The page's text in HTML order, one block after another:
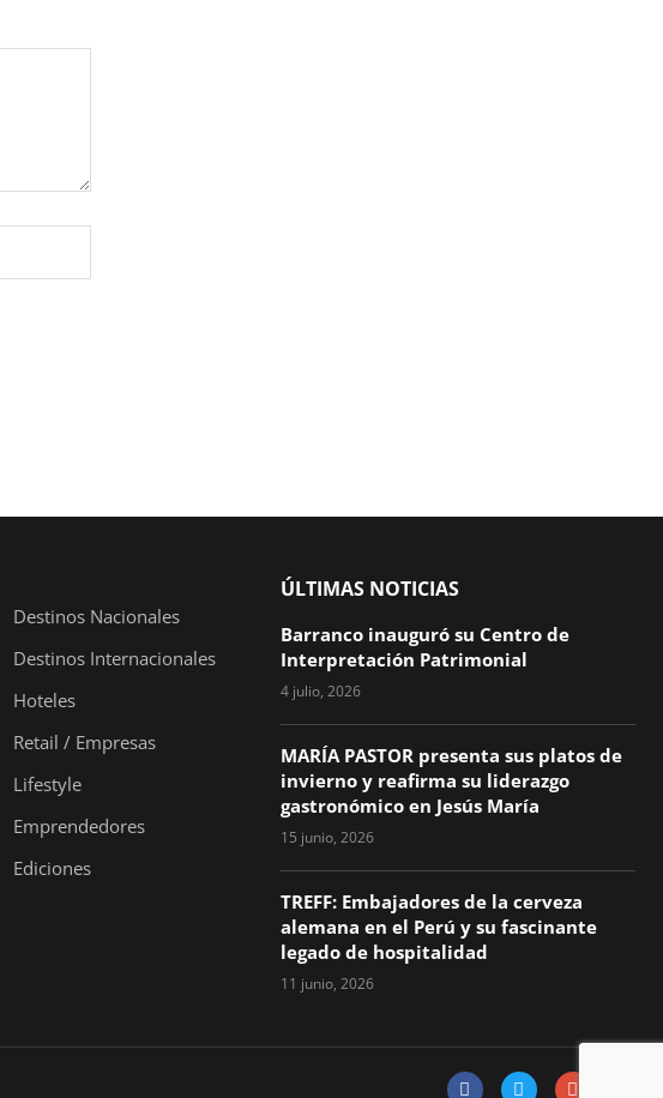
Destinos Nacionales
Destinos Internacionales
Hoteles
Retail / Empresas
Lifestyle
Emprendedores
Ediciones
ÚLTIMAS NOTICIAS
Barranco inauguró su Centro de
Interpretación Patrimonial
4 julio, 2026
MARÍA PASTOR presenta sus platos de
invierno y reafirma su liderazgo
gastronómico en Jesús María
15 junio, 2026
TREFF: Embajadores de la cerveza
alemana en el Perú y su fascinante
legado de hospitalidad
11 junio, 2026